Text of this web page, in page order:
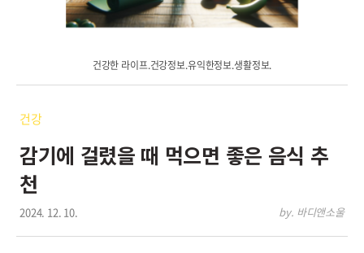
건강한 라이프.건강정보.유익한정보.생활정보.
건강
감기에 걸렸을 때 먹으면 좋은 음식 추
천
2024. 12. 10. by. 바디앤소울